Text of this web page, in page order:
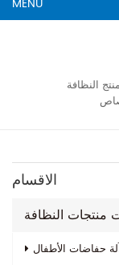
النظافة
الاقسام
منتجات النظافة
حفاضات الأطفال